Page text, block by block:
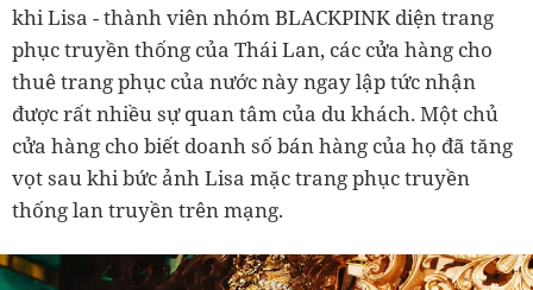
khi Lisa - thành viên nhóm BLACKPINK diện trang
phục truyền thống của Thái Lan, các cửa hàng cho
thuê trang phục của nước này ngay lập tức nhận
được rất nhiều sự quan tâm của du khách. Một chủ
cửa hàng cho biết doanh số bán hàng của họ đã tăng
vọt sau khi bức ảnh Lisa mặc trang phục truyền
thống lan truyền trên mạng.